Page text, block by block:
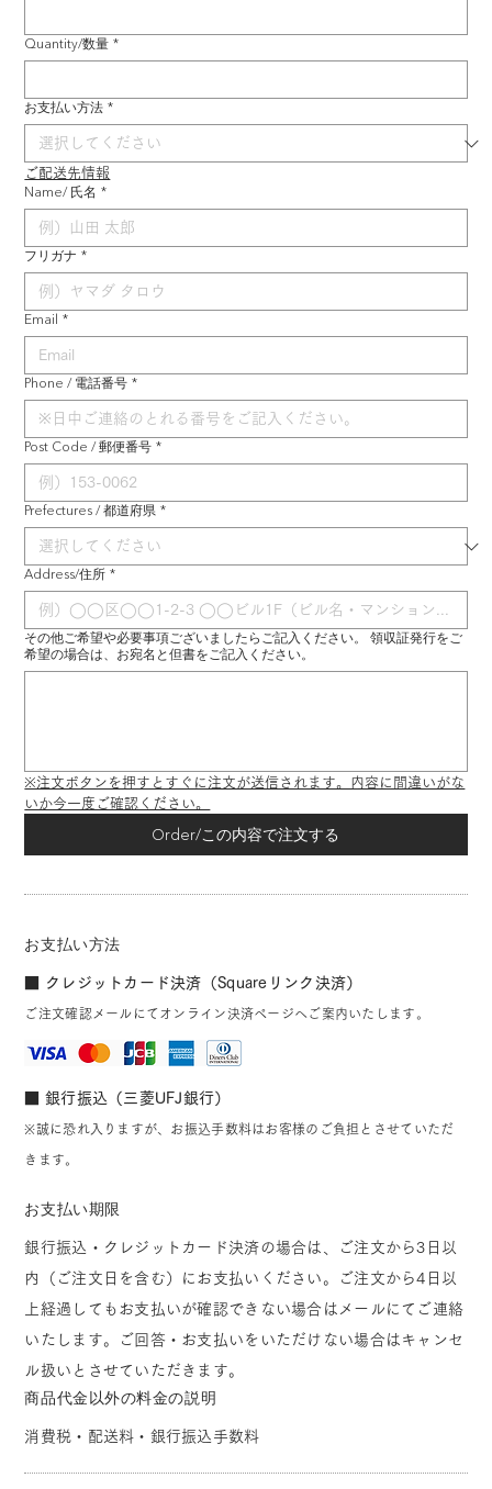
Quantity/数量 *
お支払い方法 *
ご配送先情報
Name/ 氏名 *
フリガナ *
Email *
Phone / 電話番号 *
Post Code / 郵便番号 *
Prefectures / 都道府県 *
Address/住所 *
その他ご希望や必要事項ございましたらご記入ください。 領収証発行をご
希望の場合は、お宛名と但書をご記入ください。
※注文ボタンを押すとすぐに注文が送信されます。内容に間違いがな
いか今一度ご確認ください。
Order/この内容で注文する
お支払い方法
■ クレジットカード決済（Squareリンク決済）
ご注文確認メールにてオンライン決済ページへご案内いたします。
■ 銀行振込（三菱UFJ銀行）
※誠に恐れ入りますが、お振込手数料はお客様のご負担とさせていただ
きます。
お支払い期限
銀行振込・クレジットカード決済の場合は、ご注文から3日以
内（ご注文日を含む）にお支払いください。ご注文から4日以
上経過してもお支払いが確認できない場合はメールにてご連絡
いたします。ご回答・お支払いをいただけない場合はキャンセ
ル扱いとさせていただきます。
商品代金以外の料金の説明
消費税・配送料・銀行振込手数料